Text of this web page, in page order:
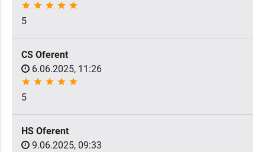
star star star star star
5
CS Oferent
6.06.2025, 11:26
star star star star star
5
HS Oferent
9.06.2025, 09:33